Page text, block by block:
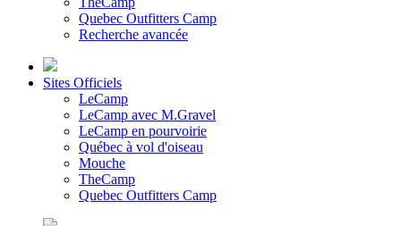
Quebec Outfitters Camp
Recherche avancée
Sites Officiels
LeCamp
LeCamp avec M.Gravel
LeCamp en pourvoirie
Québec à vol d'oiseau
Mouche
TheCamp
Quebec Outfitters Camp